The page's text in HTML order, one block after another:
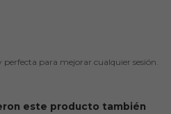
para mejorar cualquier sesión.
este producto también